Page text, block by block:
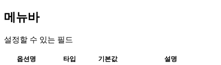
메뉴바
설정할 수 있는 필드
옵션명 타입 기본값 설명